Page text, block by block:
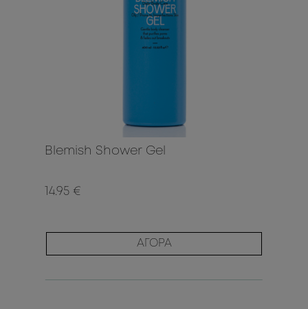
Blemish Shower Gel
14.95 €
ΑΓΟΡΑ